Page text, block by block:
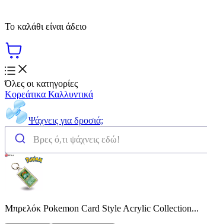
Το καλάθι είναι άδειο
Όλες οι κατηγορίες
Κορεάτικα Καλλυντικά
Ψάχνεις για δροσιά;
Μπρελόκ Pokemon Card Style Acrylic Collection...